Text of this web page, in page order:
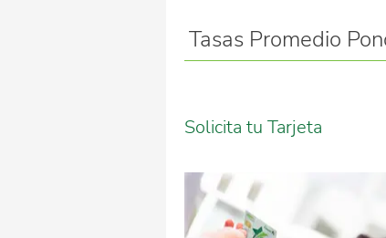
Tasas Promedio
Solicita tu Tarjeta